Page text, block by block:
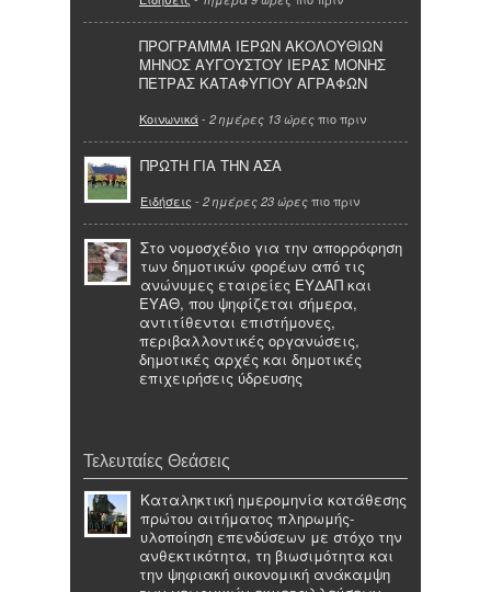
ΠΡΟΓΡΑΜΜΑ ΙΕΡΩΝ ΑΚΟΛΟΥΘΙΩΝ
ΜΗΝΟΣ ΑΥΓΟΥΣΤΟΥ ΙΕΡΑΣ ΜΟΝΗΣ
ΠΕΤΡΑΣ ΚΑΤΑΦΥΓΙΟΥ ΑΓΡΑΦΩΝ
Κοινωνικά- 2 ημέρες 13 ώρες πιο πριν
ΠΡΩΤΗ ΓΙΑ ΤΗΝ ΑΣΑ
Ειδήσεις - 2 ημέρες 23 ώρες πιο πριν
Στο νομοσχέδιο για την απορρόφηση
των δημοτικών φορέων από τις
ανώνυμες εταιρείες ΕΥΔΑΠ και
ΕΥΑΘ, που ψηφίζεται σήμερα,
αντιτίθενται επιστήμονες,
περιβαλλοντικές οργανώσεις,
δημοτικές αρχές και δημοτικές
επιχειρήσεις ύδρευσης
Τελευταίες Θεάσεις
Καταληκτική ημερομηνία κατάθεσης
πρώτου αιτήματος πληρωμής-
υλοποίηση επενδύσεων με στόχο την
ανθεκτικότητα, τη βιωσιμότητα και
την ψηφιακή οικονομική ανάκαμψη